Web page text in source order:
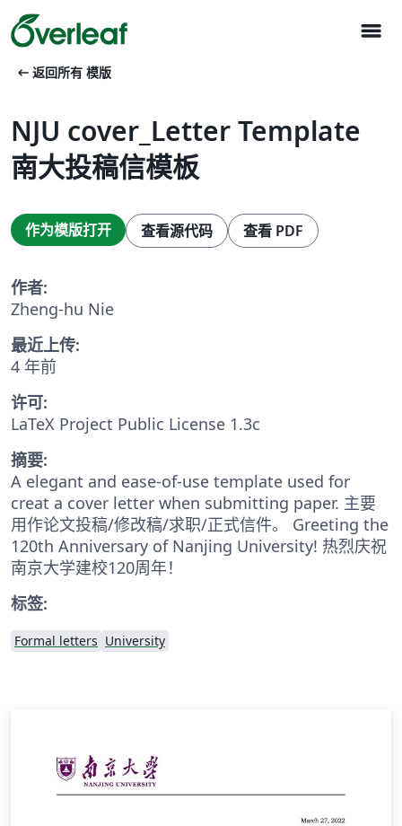
menu
arrow_left_alt 返回所有 模版
NJU cover_Letter Template
南大投稿信模板
作为模版打开 查看源代码 查看 PDF
作者:
Zheng-hu Nie
最近上传:
4 年前
许可:
LaTeX Project Public License 1.3c
摘要:
A elegant and ease-of-use template used for
creat a cover letter when submitting paper. 主要
用作论文投稿/修改稿/求职/正式信件。 Greeting the
120th Anniversary of Nanjing University! 热烈庆祝
南京大学建校120周年！
标签:
Formal letters University